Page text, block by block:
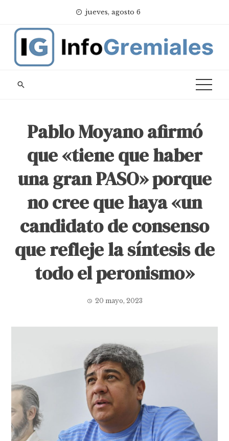
content
jueves, agosto 6
Pablo Moyano afirmó
que «tiene que haber
una gran PASO» porque
no cree que haya «un
candidato de consenso
que refleje la síntesis de
todo el peronismo»
20 mayo, 2023